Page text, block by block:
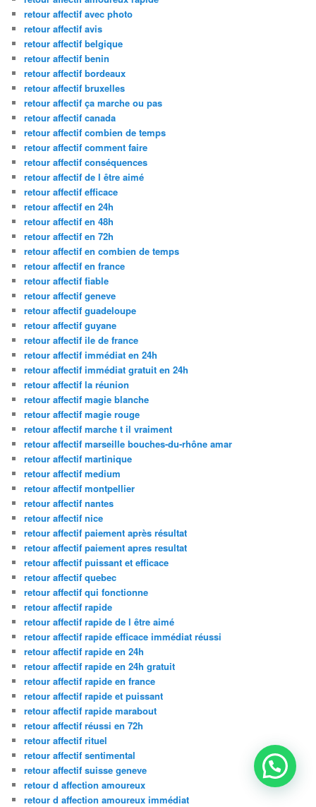
retour affectif avec photo
retour affectif avis
retour affectif belgique
retour affectif benin
retour affectif bordeaux
retour affectif bruxelles
retour affectif ça marche ou pas
retour affectif canada
retour affectif combien de temps
retour affectif comment faire
retour affectif conséquences
retour affectif de l être aimé
retour affectif efficace
retour affectif en 24h
retour affectif en 48h
retour affectif en 72h
retour affectif en combien de temps
retour affectif en france
retour affectif fiable
retour affectif geneve
retour affectif guadeloupe
retour affectif guyane
retour affectif ile de france
retour affectif immédiat en 24h
retour affectif immédiat gratuit en 24h
retour affectif la réunion
retour affectif magie blanche
retour affectif magie rouge
retour affectif marche t il vraiment
retour affectif marseille bouches-du-rhône amar
retour affectif martinique
retour affectif medium
retour affectif montpellier
retour affectif nantes
retour affectif nice
retour affectif paiement après résultat
retour affectif paiement apres resultat
retour affectif puissant et efficace
retour affectif quebec
retour affectif qui fonctionne
retour affectif rapide
retour affectif rapide de l être aimé
retour affectif rapide efficace immédiat réussi
retour affectif rapide en 24h
retour affectif rapide en 24h gratuit
retour affectif rapide en france
retour affectif rapide et puissant
retour affectif rapide marabout
retour affectif réussi en 72h
retour affectif rituel
retour affectif sentimental
retour affectif suisse geneve
retour d affection amoureux
retour d affection amoureux immédiat